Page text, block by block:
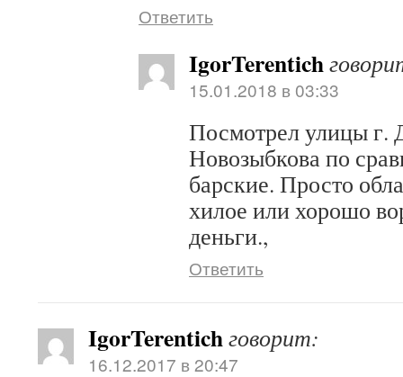
Ответить
IgorTerentich
15.01.2018 в 03:33
Посмотрел улицы г.
Новозыбкова по
барские. Просто
хилое или хорошо
деньги.,
Ответить
IgorTerentichговорит:
16.12.2017 в 20:47